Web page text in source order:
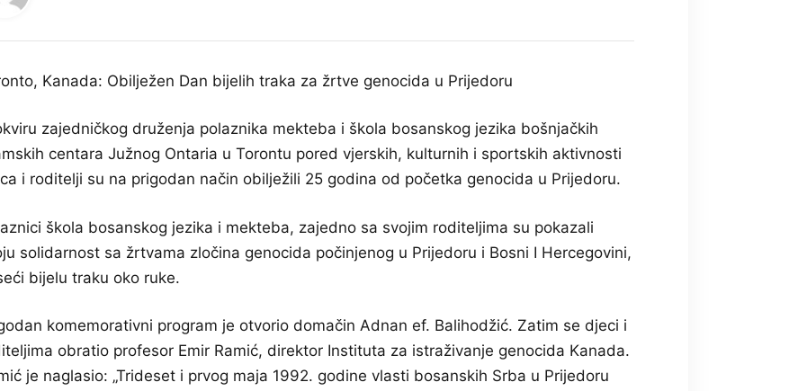
Kanada: Obilježen Dan bijelih traka za žrtve genocida u Prijedoru
zajedničkog druženja polaznika mekteba i škola bosanskog jezika bošnjačkih
centara Južnog Ontaria u Torontu pored vjerskih, kulturnih i sportskih aktivnosti
i roditelji su na prigodan način obilježili 25 godina od početka genocida u Prijedoru.
škola bosanskog jezika i mekteba, zajedno sa svojim roditeljima su pokazali
solidarnost sa žrtvama zločina genocida počinjenog u Prijedoru i Bosni I Hercegovini,
bijelu traku oko ruke.
komemorativni program je otvorio domačin Adnan ef. Balihodžić. Zatim se djeci i
obratio profesor Emir Ramić, direktor Instituta za istraživanje genocida Kanada.
je naglasio: „Trideset i prvog maja 1992. godine vlasti bosanskih Srba u Prijedoru